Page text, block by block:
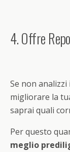
4. Offre
Se non
migliorare la
saprai quali
Per questo
meglio